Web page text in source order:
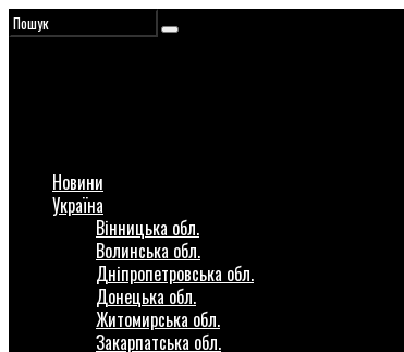
Новини
Україна
Вінницька обл.
Волинська обл.
Дніпропетровська обл.
Донецька обл.
Житомирська обл.
Закарпатська обл.